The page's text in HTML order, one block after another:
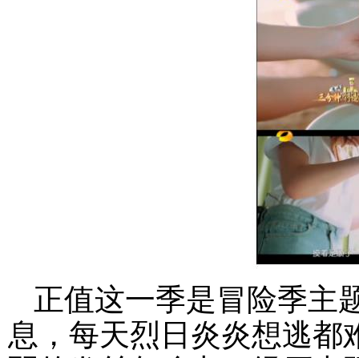
正值这一季是冒险季主
息，每天烈日炎炎想逃都